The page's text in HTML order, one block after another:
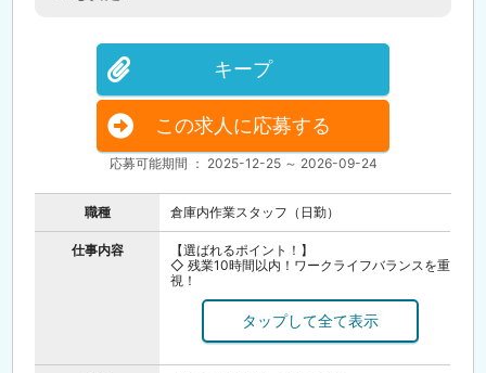
キープ
この求人に応募する
応募可能期間 ： 2025-12-25 ～ 2026-09-24
職種 倉庫内作業スタッフ（日勤）
仕事内容
【選ばれるポイント！】
◇ 残業10時間以内！ワークライフバランスを重
視！
◇ 創業50年の老舗企業！90%超の直接取引で
仕事量も安定！